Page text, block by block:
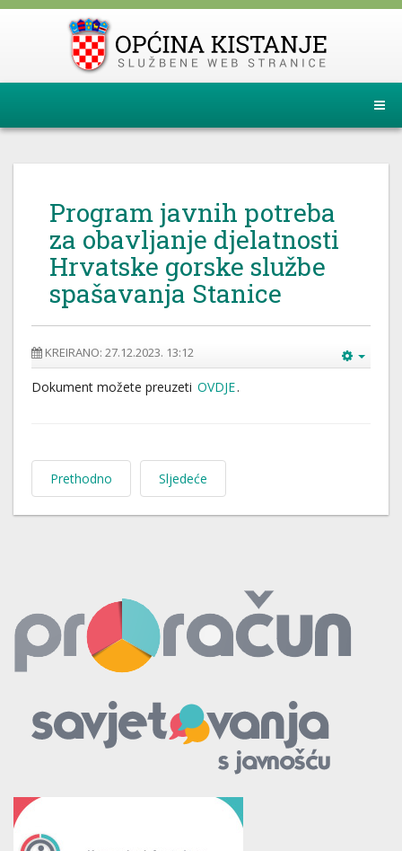
Program javnih potreba
za obavljanje djelatnosti
Hrvatske gorske službe
spašavanja Stanice
KREIRANO: 27.12.2023. 13:12
Dokument možete preuzeti OVDJE.
Prethodno Sljedeće